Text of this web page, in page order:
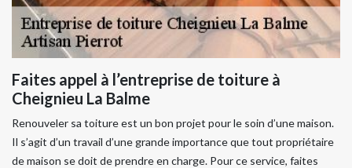
Faites appel à l’entreprise de toiture à
Cheignieu La Balme
Renouveler sa toiture est un bon projet pour le soin d’une maison.
Il s’agit d’un travail d’une grande importance que tout propriétaire
de maison se doit de prendre en charge. Pour ce service, faites